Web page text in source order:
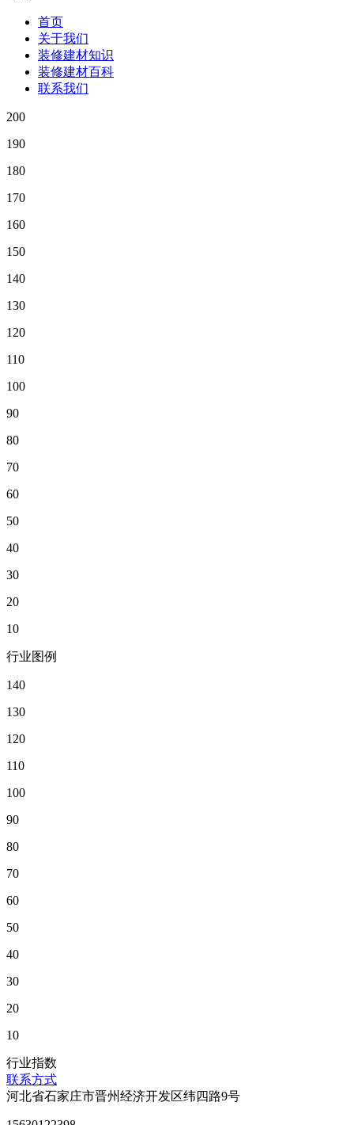
首页
关于我们
装修建材知识
装修建材百科
联系我们
200
190
180
170
160
150
140
130
120
110
100
90
80
70
60
50
40
30
20
10
行业图例
140
130
120
110
100
90
80
70
60
50
40
30
20
10
行业指数
联系方式
河北省石家庄市晋州经济开发区纬四路9号